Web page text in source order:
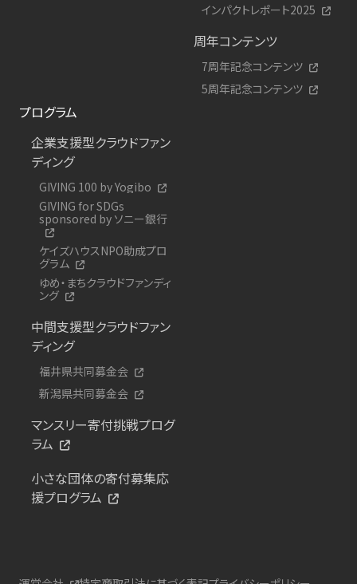
インパクトレポート2025
周年コンテンツ
7周年記念コンテンツ
5周年記念コンテンツ
プログラム
企業支援型クラウドファン
ディング
GIVING 100 by Yogibo
GIVING for SDGs
sponsored by ソニー銀行
ケイズハウスNPO助成プロ
グラム
ゆめ・まちクラウドファンディ
ング
中間支援型クラウドファン
ディング
福井県共同募金会
新潟県共同募金会
マンスリー寄付挑戦プログ
ラム
小さな団体の寄付募集応
援プログラム